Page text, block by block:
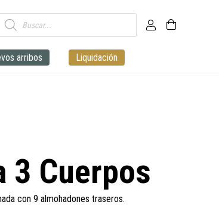
de
arribos Liquidación
3 Cuerpos
con 9 almohadones traseros.